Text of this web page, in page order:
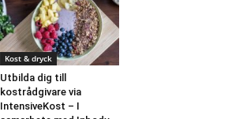
Kost & dryck
Utbilda dig till
kostrådgivare via
IntensiveKost – I